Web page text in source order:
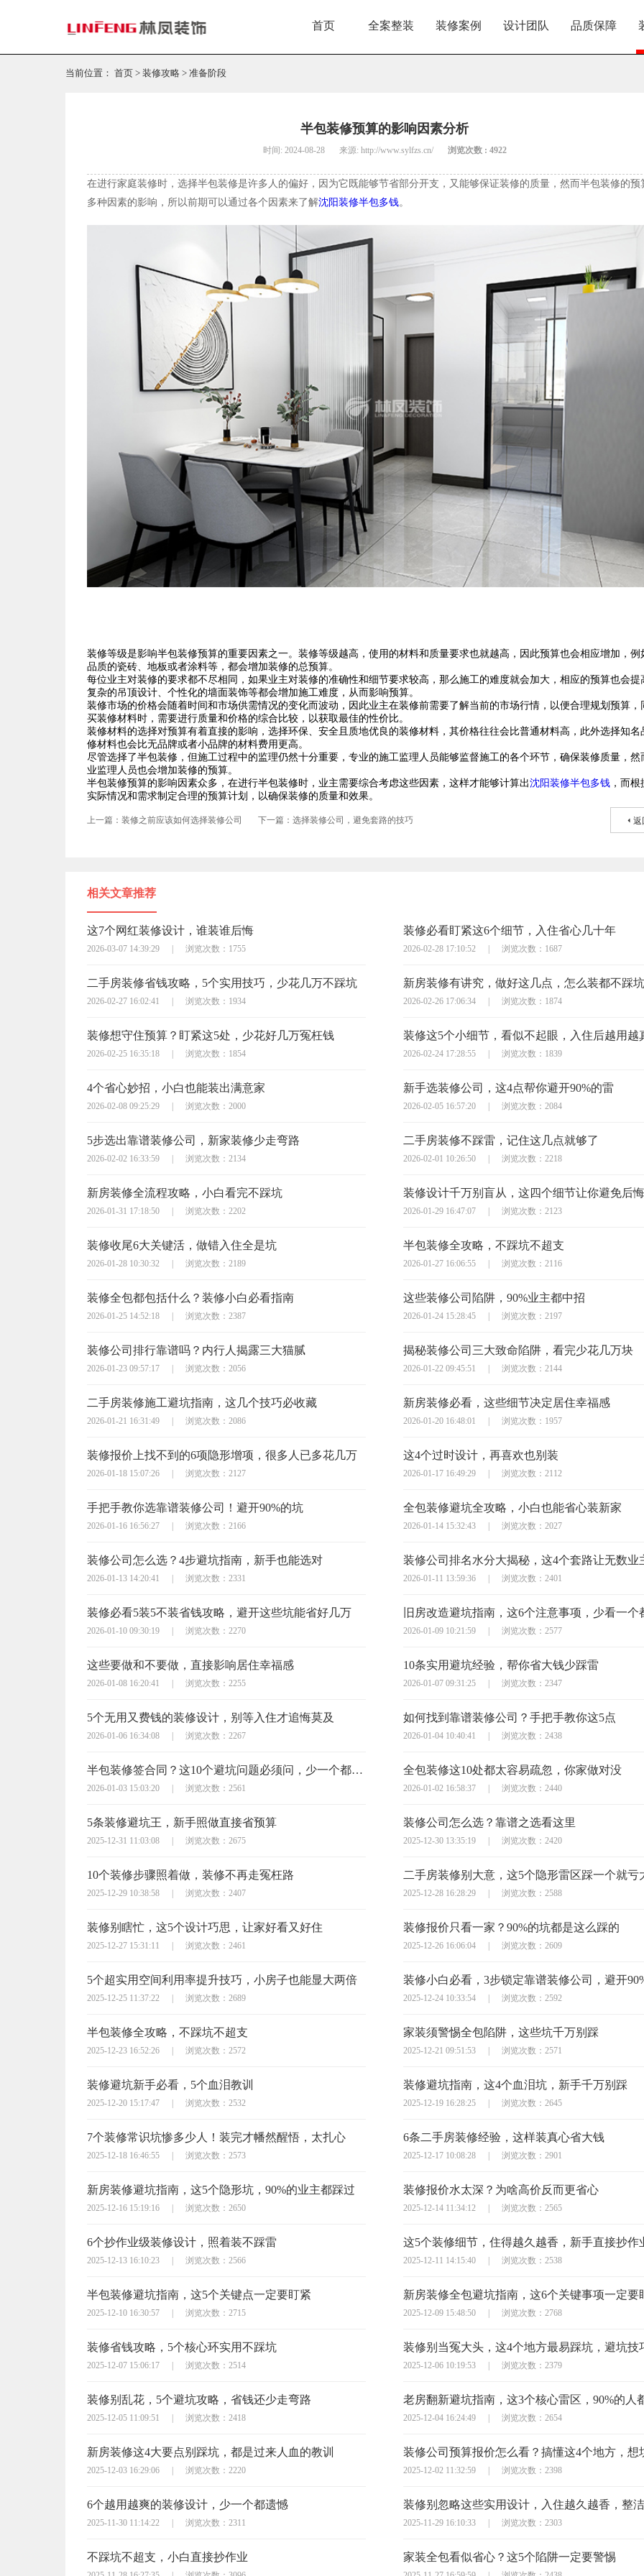
首页 全案整装 装修案例 设计团队 品质保障
当前位置： 首页 > 装修攻略 > 准备阶段
半包装修预算的影响因素分析
时间: 2024-08-28 来源: http://www.sylfzs.cn/ 浏览次数 : 4922
在进行家庭装修时，选择半包装修是许多人的偏好，因为它既能够节省部分开支，又能够保证装修的质量，然而半包装修的预
多种因素的影响，所以前期可以通过各个因素来了解沈阳装修半包多钱。
装修等级是影响半包装修预算的重要因素之一。装修等级越高，使用的材料和质量要求也就越高，因此预算也会相应增加，例
品质的瓷砖、地板或者涂料等，都会增加装修的总预算。
每位业主对装修的要求都不尽相同，如果业主对装修的准确性和细节要求较高，那么施工的难度就会加大，相应的预算也会提
复杂的吊顶设计、个性化的墙面装饰等都会增加施工难度，从而影响预算。
装修市场的价格会随着时间和市场供需情况的变化而波动，因此业主在装修前需要了解当前的市场行情，以便合理规划预算，
买装修材料时，需要进行质量和价格的综合比较，以获取最佳的性价比。
装修材料的选择对预算有着直接的影响，选择环保、安全且质地优良的装修材料，其价格往往会比普通材料高，此外选择知名
修材料也会比无品牌或者小品牌的材料费用更高。
尽管选择了半包装修，但施工过程中的监理仍然十分重要，专业的施工监理人员能够监督施工的各个环节，确保装修质量，然
业监理人员也会增加装修的预算。
半包装修预算的影响因素众多，在进行半包装修时，业主需要综合考虑这些因素，这样才能够计算出沈阳装修半包多钱 ，而
实际情况和需求制定合理的预算计划，以确保装修的质量和效果。
上一篇：装修之前应该如何选择装修公司 下一篇：选择装修公司，避免套路的技巧 返
相关文章推荐
这7个网红装修设计，谁装谁后悔
2026-03-07 14:39:29 | 浏览次数：1755
装修必看盯紧这6个细节，入住省心几十年
2026-02-28 17:10:52 | 浏览次数：1687
二手房装修省钱攻略，5个实用技巧，少花几万不踩坑
2026-02-27 16:02:41 | 浏览次数：1934
新房装修有讲究，做好这几点，怎么装都不踩坑
2026-02-26 17:06:34 | 浏览次数：1874
装修想守住预算？盯紧这5处，少花好几万冤枉钱
2026-02-25 16:35:18 | 浏览次数：1854
装修这5个小细节，看似不起眼，入住后越用越
2026-02-24 17:28:55 | 浏览次数：1839
4个省心妙招，小白也能装出满意家
2026-02-08 09:25:29 | 浏览次数：2000
新手选装修公司，这4点帮你避开90%的雷
2026-02-05 16:57:20 | 浏览次数：2084
5步选出靠谱装修公司，新家装修少走弯路
2026-02-02 16:33:59 | 浏览次数：2134
二手房装修不踩雷，记住这几点就够了
2026-02-01 10:26:50 | 浏览次数：2218
新房装修全流程攻略，小白看完不踩坑
2026-01-31 17:18:50 | 浏览次数：2202
装修设计千万别盲从，这四个细节让你避免后悔
2026-01-29 16:47:07 | 浏览次数：2123
装修收尾6大关键活，做错入住全是坑
2026-01-28 10:30:32 | 浏览次数：2189
半包装修全攻略，不踩坑不超支
2026-01-27 16:06:55 | 浏览次数：2116
装修全包都包括什么？装修小白必看指南
2026-01-25 14:52:18 | 浏览次数：2387
这些装修公司陷阱，90%业主都中招
2026-01-24 15:28:45 | 浏览次数：2197
装修公司排行靠谱吗？内行人揭露三大猫腻
2026-01-23 09:57:17 | 浏览次数：2056
揭秘装修公司三大致命陷阱，看完少花几万块
2026-01-22 09:45:51 | 浏览次数：2144
二手房装修施工避坑指南，这几个技巧必收藏
2026-01-21 16:31:49 | 浏览次数：2086
新房装修必看，这些细节决定居住幸福感
2026-01-20 16:48:01 | 浏览次数：1957
装修报价上找不到的6项隐形增项，很多人已多花几万
2026-01-18 15:07:26 | 浏览次数：2127
这4个过时设计，再喜欢也别装
2026-01-17 16:49:29 | 浏览次数：2112
手把手教你选靠谱装修公司！避开90%的坑
2026-01-16 16:56:27 | 浏览次数：2166
全包装修避坑全攻略，小白也能省心装新家
2026-01-14 15:32:43 | 浏览次数：2027
装修公司怎么选？4步避坑指南，新手也能选对
2026-01-13 14:20:41 | 浏览次数：2331
装修公司排名水分大揭秘，这4个套路让无数业
2026-01-11 13:59:36 | 浏览次数：2401
装修必看5装5不装省钱攻略，避开这些坑能省好几万
2026-01-10 09:30:19 | 浏览次数：2270 2026-01-09 10:21:59 | 浏览次数：2577
这些要做和不要做，直接影响居住幸福感
2026-01-08 16:20:41 | 浏览次数：2255
10条实用避坑经验，帮你省大钱少踩雷
2026-01-07 09:31:25 | 浏览次数：2347
5个无用又费钱的装修设计，别等入住才追悔莫及
2026-01-06 16:34:08 | 浏览次数：2267
如何找到靠谱装修公司？手把手教你这5点
2026-01-04 10:40:41 | 浏览次数：2438
半包装修签合同？这10个避坑问题必须问，少一个都可能亏大
2026-01-03 15:03:20 | 浏览次数：2561
全包装修这10处都太容易疏忽，你家做对没
2026-01-02 16:58:37 | 浏览次数：2440
5条装修避坑王，新手照做直接省预算
2025-12-31 11:03:08 | 浏览次数：2675
装修公司怎么选？靠谱之选看这里
2025-12-30 13:35:19 | 浏览次数：2420
10个装修步骤照着做，装修不再走冤枉路
2025-12-29 10:38:58 | 浏览次数：2407
二手房装修别大意，这5个隐形雷区踩一个就亏
2025-12-28 16:28:29 | 浏览次数：2588
装修别瞎忙，这5个设计巧思，让家好看又好住
2025-12-27 15:31:11 | 浏览次数：2461
装修报价只看一家？90%的坑都是这么踩的
2025-12-26 16:06:04 | 浏览次数：2609
5个超实用空间利用率提升技巧，小房子也能显大两倍
2025-12-25 11:37:22 | 浏览次数：2689
装修小白必看，3步锁定靠谱装修公司，避开
2025-12-24 10:33:54 | 浏览次数：2592
半包装修全攻略，不踩坑不超支
2025-12-23 16:52:26 | 浏览次数：2572
家装须警惕全包陷阱，这些坑千万别踩
2025-12-21 09:51:53 | 浏览次数：2571
装修避坑新手必看，5个血泪教训
2025-12-20 15:17:47 | 浏览次数：2532
装修避坑指南，这4个血泪坑，新手千万别踩
2025-12-19 16:28:25 | 浏览次数：2645
7个装修常识坑惨多少人！装完才幡然醒悟，太扎心
2025-12-18 16:46:55 | 浏览次数：2573
6条二手房装修经验，这样装真心省大钱
2025-12-17 10:08:28 | 浏览次数：2901
新房装修避坑指南，这5个隐形坑，90%的业主都踩过
2025-12-16 15:19:16 | 浏览次数：2650
装修报价水太深？为啥高价反而更省心
2025-12-14 11:34:12 | 浏览次数：2565
6个抄作业级装修设计，照着装不踩雷
2025-12-13 16:10:23 | 浏览次数：2566
这5个装修细节，住得越久越香，新手直接抄作
2025-12-11 14:15:40 | 浏览次数：2538
半包装修避坑指南，这5个关键点一定要盯紧
2025-12-10 16:30:57 | 浏览次数：2715
新房装修全包避坑指南，这6个关键事项一定要
2025-12-09 15:48:50 | 浏览次数：2768
装修省钱攻略，5个核心环实用不踩坑
2025-12-07 15:06:17 | 浏览次数：2514 2025-12-06 10:19:53 | 浏览次数：2379
装修别乱花，5个避坑攻略，省钱还少走弯路
2025-12-05 11:09:51 | 浏览次数：2418
老房翻新避坑指南，这3个核心雷区，90%的人
2025-12-04 16:24:49 | 浏览次数：2654
新房装修这4大要点别踩坑，都是过来人血的教训
2025-12-03 16:29:06 | 浏览次数：2220 2025-12-02 11:32:59 | 浏览次数：2398
6个越用越爽的装修设计，少一个都遗憾
2025-11-30 11:14:22 | 浏览次数：2311
装修别忽略这些实用设计，入住越久越香，整
2025-11-29 16:10:33 | 浏览次数：2303
不踩坑不超支，小白直接抄作业 家装全包看似省心？这5个陷阱一定要警惕